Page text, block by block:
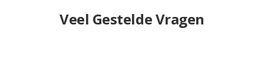
Veel Gestelde Vragen